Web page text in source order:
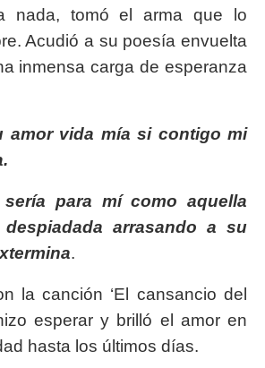
nada, tomó el arma que lo
Acudió a su poesía envuelta
inmensa carga de esperanza
amor vida mía si contigo mi
para mí como aquella
arrasando a su
.
la canción ‘El cansancio del
esperar y brilló el amor en
hasta los últimos días.